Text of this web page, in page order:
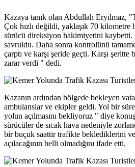
Kazaya tanık olan Abdullah Eryılmaz,
Çok hızlı değildi, yaklaşık 70 kilometre
sürücü direksiyon hakimiyetini kaybetti.
savruldu. Daha sonra kontrolünü
çarptı ve karşı şeride geçti. Karşı şeritte
zarar verdi " dedi.
Kazanın ardından bölgede bekleyen
ambulanslar ve ekipler geldi. Yol bir
yolun açılmasını bekliyoruz " diye
sürücüler de sıcak hava nedeniyle
bir buçuk saattir trafikte beklediklerini
açılacağının belli olmadığını ifade etti.